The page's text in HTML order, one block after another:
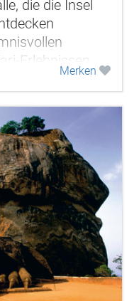
die die Insel
Erlebnissen
erleben Sie
Merken